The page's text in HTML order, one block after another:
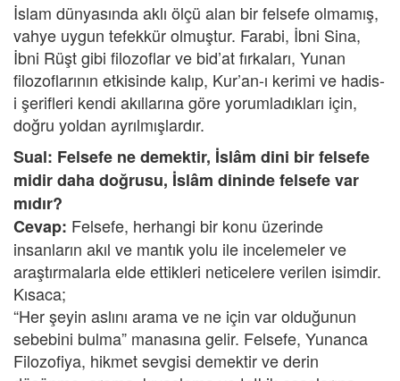
İslam dünyasında aklı ölçü alan bir felsefe olmamış,
vahye uygun tefekkür olmuştur. Farabi, İbni Sina,
İbni Rüşt gibi filozoflar ve bid’at fırkaları, Yunan
filozoflarının etkisinde kalıp, Kur’an-ı kerimi ve hadis-
i şerifleri kendi akıllarına göre yorumladıkları için,
doğru yoldan ayrılmışlardır.
Sual: Felsefe ne demektir, İslâm dini bir felsefe
midir daha doğrusu, İslâm dininde felsefe var
mıdır?
Cevap: Felsefe, herhangi bir konu üzerinde
insanların akıl ve mantık yolu ile incelemeler ve
araştırmalarla elde ettikleri neticelere verilen isimdir.
Kısaca;
“Her şeyin aslını arama ve ne için var olduğunun
sebebini bulma” manasına gelir. Felsefe, Yunanca
Filozofiya, hikmet sevgisi demektir ve derin